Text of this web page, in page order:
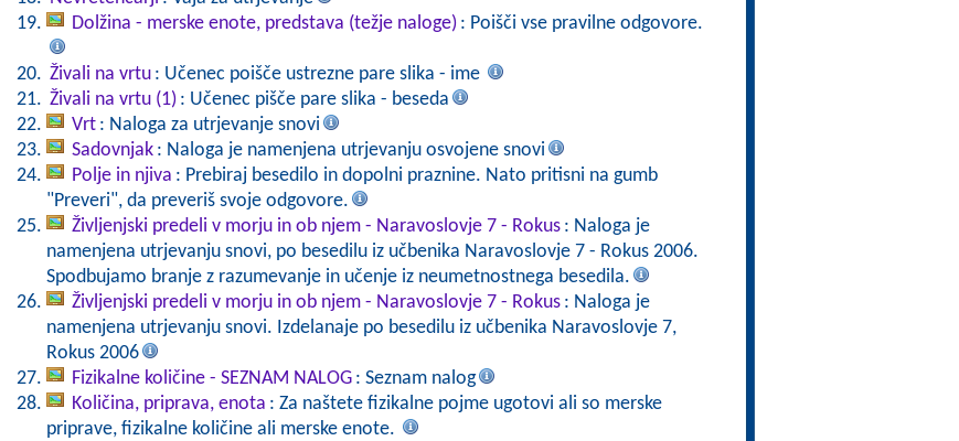
Dolžina - merske enote, predstava (težje naloge) : Poišči vse pravilne odgovore.
Živali na vrtu : Učenec poišče ustrezne pare slika - ime
Živali na vrtu (1) : Učenec pišče pare slika - beseda
Vrt : Naloga za utrjevanje snovi
Sadovnjak : Naloga je namenjena utrjevanju osvojene snovi
Polje in njiva : Prebiraj besedilo in dopolni praznine. Nato pritisni na gumb
"Preveri", da preveriš svoje odgovore.
Življenjski predeli v morju in ob njem - Naravoslovje 7 - Rokus : Naloga je
namenjena utrjevanju snovi, po besedilu iz učbenika Naravoslovje 7 - Rokus 2006.
Spodbujamo branje z razumevanje in učenje iz neumetnostnega besedila.
Življenjski predeli v morju in ob njem - Naravoslovje 7 - Rokus : Naloga je
namenjena utrjevanju snovi. Izdelanaje po besedilu iz učbenika Naravoslovje 7,
Rokus 2006
Fizikalne količine - SEZNAM NALOG : Seznam nalog
Količina, priprava, enota : Za naštete fizikalne pojme ugotovi ali so merske
priprave, fizikalne količine ali merske enote.